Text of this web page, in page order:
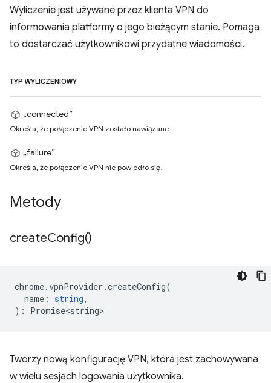
Wyliczenie jest używane przez klienta VPN do
informowania platformy o jego bieżącym stanie. Pomaga
to dostarczać użytkownikowi przydatne wiadomości.
TYP WYLICZENIOWY
„connected”
Określa, że połączenie VPN zostało nawiązane.
„failure”
Określa, że połączenie VPN nie powiodło się.
Metody
createConfig()
chrome.vpnProvider .createConfig(
name : string,
) : Promise<string>
Tworzy nową konfigurację VPN, która jest zachowywana
w wielu sesjach logowania użytkownika.